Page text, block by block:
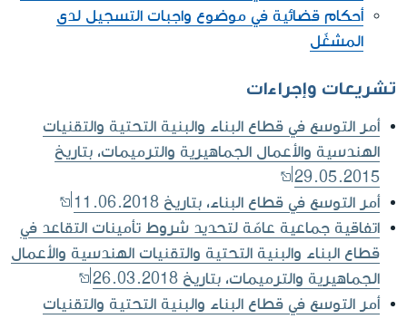
أحكام قضائية في موضوع واجبات التسجيل لدى
المشغّل
تشريعات وإجراءات
أمر التوسع في قطاع البناء والبنية التحتية والتقنيات
الهندسية والأعمال الجماهيرية والترميمات، بتاريخ
29.05.2015
أمر التوسع في قطاع البناء، بتاريخ 11.06.2018
اتفاقية جماعية عامّة لتحديد شروط تأمينات التقاعد في
قطاع البناء والبنية التحتية والتقنيات الهندسية والأعمال
الجماهيرية والترميمات، بتاريخ 26.03.2018
أمر التوسع في قطاع البناء والبنية التحتية والتقنيات